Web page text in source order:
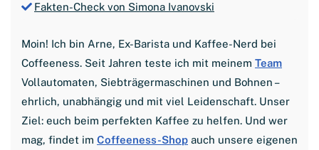
Fakten-Check von Simona Ivanovski
Moin! Ich bin Arne, Ex-Barista und Kaffee-Nerd bei
Coffeeness. Seit Jahren teste ich mit meinem Team
Vollautomaten, Siebträgermaschinen und Bohnen –
ehrlich, unabhängig und mit viel Leidenschaft. Unser
Ziel: euch beim perfekten Kaffee zu helfen. Und wer
mag, findet im Coffeeness-Shop auch unsere eigenen